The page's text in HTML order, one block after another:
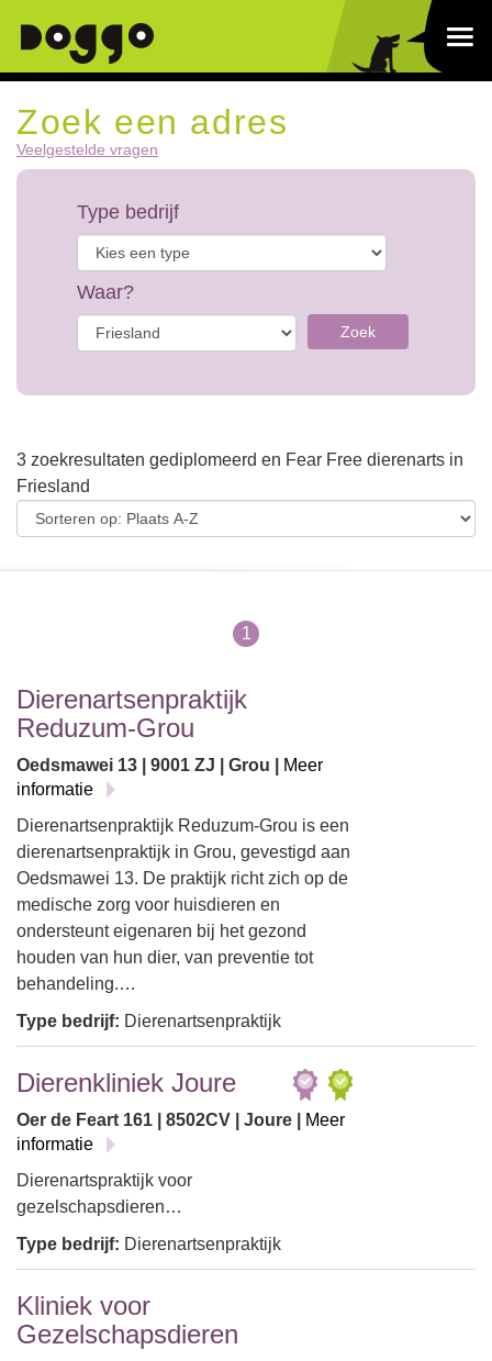
Zoek een adres
Veelgestelde vragen
Type bedrijf
Waar?
Zoek
3 zoekresultaten gediplomeerd en Fear Free dierenarts in
Friesland
1
Dierenartsenpraktijk
Reduzum-Grou
Oedsmawei 13 | 9001 ZJ | Grou |
Meer
informatie
Dierenartsenpraktijk Reduzum-Grou is een
dierenartsenpraktijk in Grou, gevestigd aan
Oedsmawei 13. De praktijk richt zich op de
medische zorg voor huisdieren en
ondersteunt eigenaren bij het gezond
houden van hun dier, van preventie tot
behandeling.…
Type bedrijf: Dierenartsenpraktijk
Dierenkliniek Joure
Oer de Feart 161 | 8502CV | Joure |
Meer
informatie
Dierenartspraktijk voor
gezelschapsdieren…
Type bedrijf: Dierenartsenpraktijk
Kliniek voor
Gezelschapsdieren